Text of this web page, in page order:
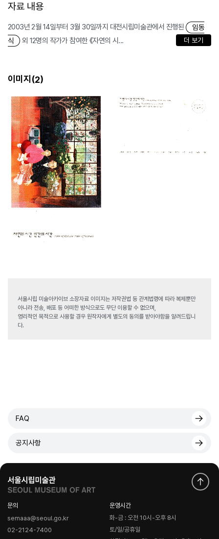
자료 내용
2003년 2월 14일부터 3월 30일까지 대전시립미술관에서 진행된
임동
식
외 12명의 작가가 참여한 《자연의 시... 더 보기
이미지(2)
서울시립 미술아카이브 소장자료 이미지는 저작권법 등 관계법령에 따라 복제뿐만
아니라 전송, 배포 등 어떠한 방식으로도 무단 이용할 수 없으며,
영리적인 목적으로 사용할 경우 원작자에게 별도의 동의를 받아야함을 알려드립니
다.
FAQ
공지사항
문의
semaaa@seoul.go.kr
02-2124-7400
운영시간
화-금 : 오전 10시-오후 8시
토/일/공휴일